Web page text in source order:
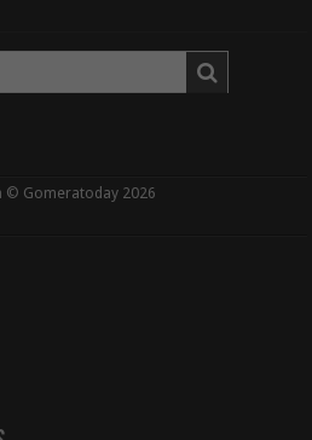
© Gomeratoday 2026